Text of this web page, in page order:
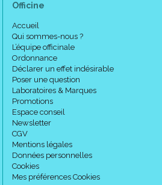
Officine
Accueil
Qui sommes-nous ?
L’équipe officinale
Ordonnance
Déclarer un effet indésirable
Poser une question
Laboratoires & Marques
Promotions
Espace conseil
Newsletter
CGV
Mentions légales
Données personnelles
Cookies
Mes préférences Cookies